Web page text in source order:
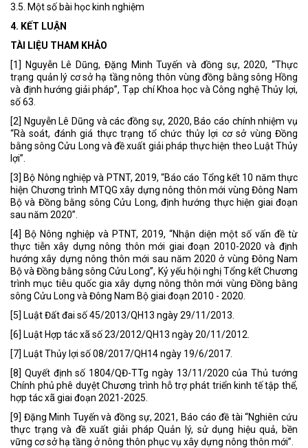
3.5. Một số bài học kinh nghiệm
4. KẾT LUẬN
TÀI LIỆU THAM KHẢO
[1] Nguyễn Lê Dũng, Đặng Minh Tuyến và đồng sự, 2020, “Thực
trạng quản lý cơ sở hạ tầng nông thôn vùng đồng bằng sông Hồng
và định hướng giải pháp”, Tạp chí Khoa học và Công nghệ Thủy lợi,
số 63.
[2] Nguyễn Lê Dũng và các đồng sự, 2020, Báo cáo chính nhiệm vụ
“Rà soát, đánh giá thực trạng tổ chức thủy lợi cơ sở vùng Đồng
bằng sông Cửu Long và đề xuất giải pháp thực hiện theo Luật Thủy
lợi”.
[3] Bộ Nông nghiệp và PTNT, 2019, “Báo cáo Tổng kết 10 năm thực
hiện Chương trình MTQG xây dựng nông thôn mới vùng Đông Nam
Bộ và Đồng bằng sông Cửu Long, định hướng thực hiện giai đoạn
sau năm 2020”.
[4] Bộ Nông nghiệp và PTNT, 2019, “Nhận diện một số vấn đề từ
thực tiễn xây dựng nông thôn mới giai đoạn 2010-2020 và định
hướng xây dựng nông thôn mới sau năm 2020 ở vùng Đông Nam
Bộ và Đồng bằng sông Cửu Long”, Kỷ yếu hội nghị Tổng kết Chương
trình mục tiêu quốc gia xây dựng nông thôn mới vùng Đồng bằng
sông Cửu Long và Đông Nam Bộ giai đoạn 2010 - 2020.
[5] Luật Đất đai số 45/2013/QH13 ngày 29/11/2013.
[6] Luật Hợp tác xã số 23/2012/QH13 ngày 20/11/2012.
[7] Luật Thủy lợi số 08/2017/QH14 ngày 19/6/2017.
[8] Quyết định số 1804/QĐ-TTg ngày 13/11/2020 của Thủ tướng
Chính phủ phê duyệt Chương trình hỗ trợ phát triển kinh tế tập thể,
hợp tác xã giai đoạn 2021-2025.
[9] Đặng Minh Tuyến và đồng sự, 2021, Báo cáo đề tài “Nghiên cứu
thực trạng và đề xuất giải pháp Quản lý, sử dụng hiệu quả, bền
vững cơ sở hạ tầng ở nông thôn phục vụ xây dựng nông thôn mới”.